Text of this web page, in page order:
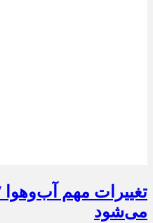
تغییرات مهم
می‌شود